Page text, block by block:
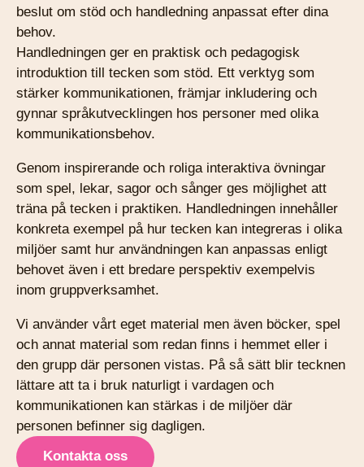
beslut om stöd och handledning anpassat efter dina
behov.
Handledningen ger en praktisk och pedagogisk
introduktion till tecken som stöd. Ett verktyg som
stärker kommunikationen, främjar inkludering och
gynnar språkutvecklingen hos personer med olika
kommunikationsbehov.
Genom inspirerande och roliga interaktiva övningar
som spel, lekar, sagor och sånger ges möjlighet att
träna på tecken i praktiken. Handledningen innehåller
konkreta exempel på hur tecken kan integreras i olika
miljöer samt hur användningen kan anpassas enligt
behovet även i ett bredare perspektiv exempelvis
inom gruppverksamhet.
Vi använder vårt eget material men även böcker, spel
och annat material som redan finns i hemmet eller i
den grupp där personen vistas. På så sätt blir tecknen
lättare att ta i bruk naturligt i vardagen och
kommunikationen kan stärkas i de miljöer där
personen befinner sig dagligen.
Kontakta oss